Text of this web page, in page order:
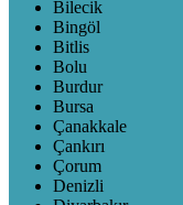
Bilecik
Bingöl
Bitlis
Bolu
Burdur
Bursa
Çanakkale
Çankırı
Çorum
Denizli